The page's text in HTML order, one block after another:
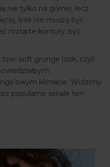
nie tylko na górnej, lecz
linie nie muszą być
roztarte kontury, być
soft grunge look, czyli
klimacie. Widzimy
popularne seriale ten